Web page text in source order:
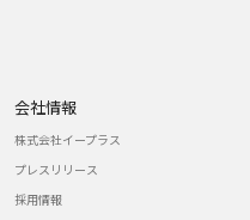
会社情報
株式会社イープラス
プレスリリース
採用情報